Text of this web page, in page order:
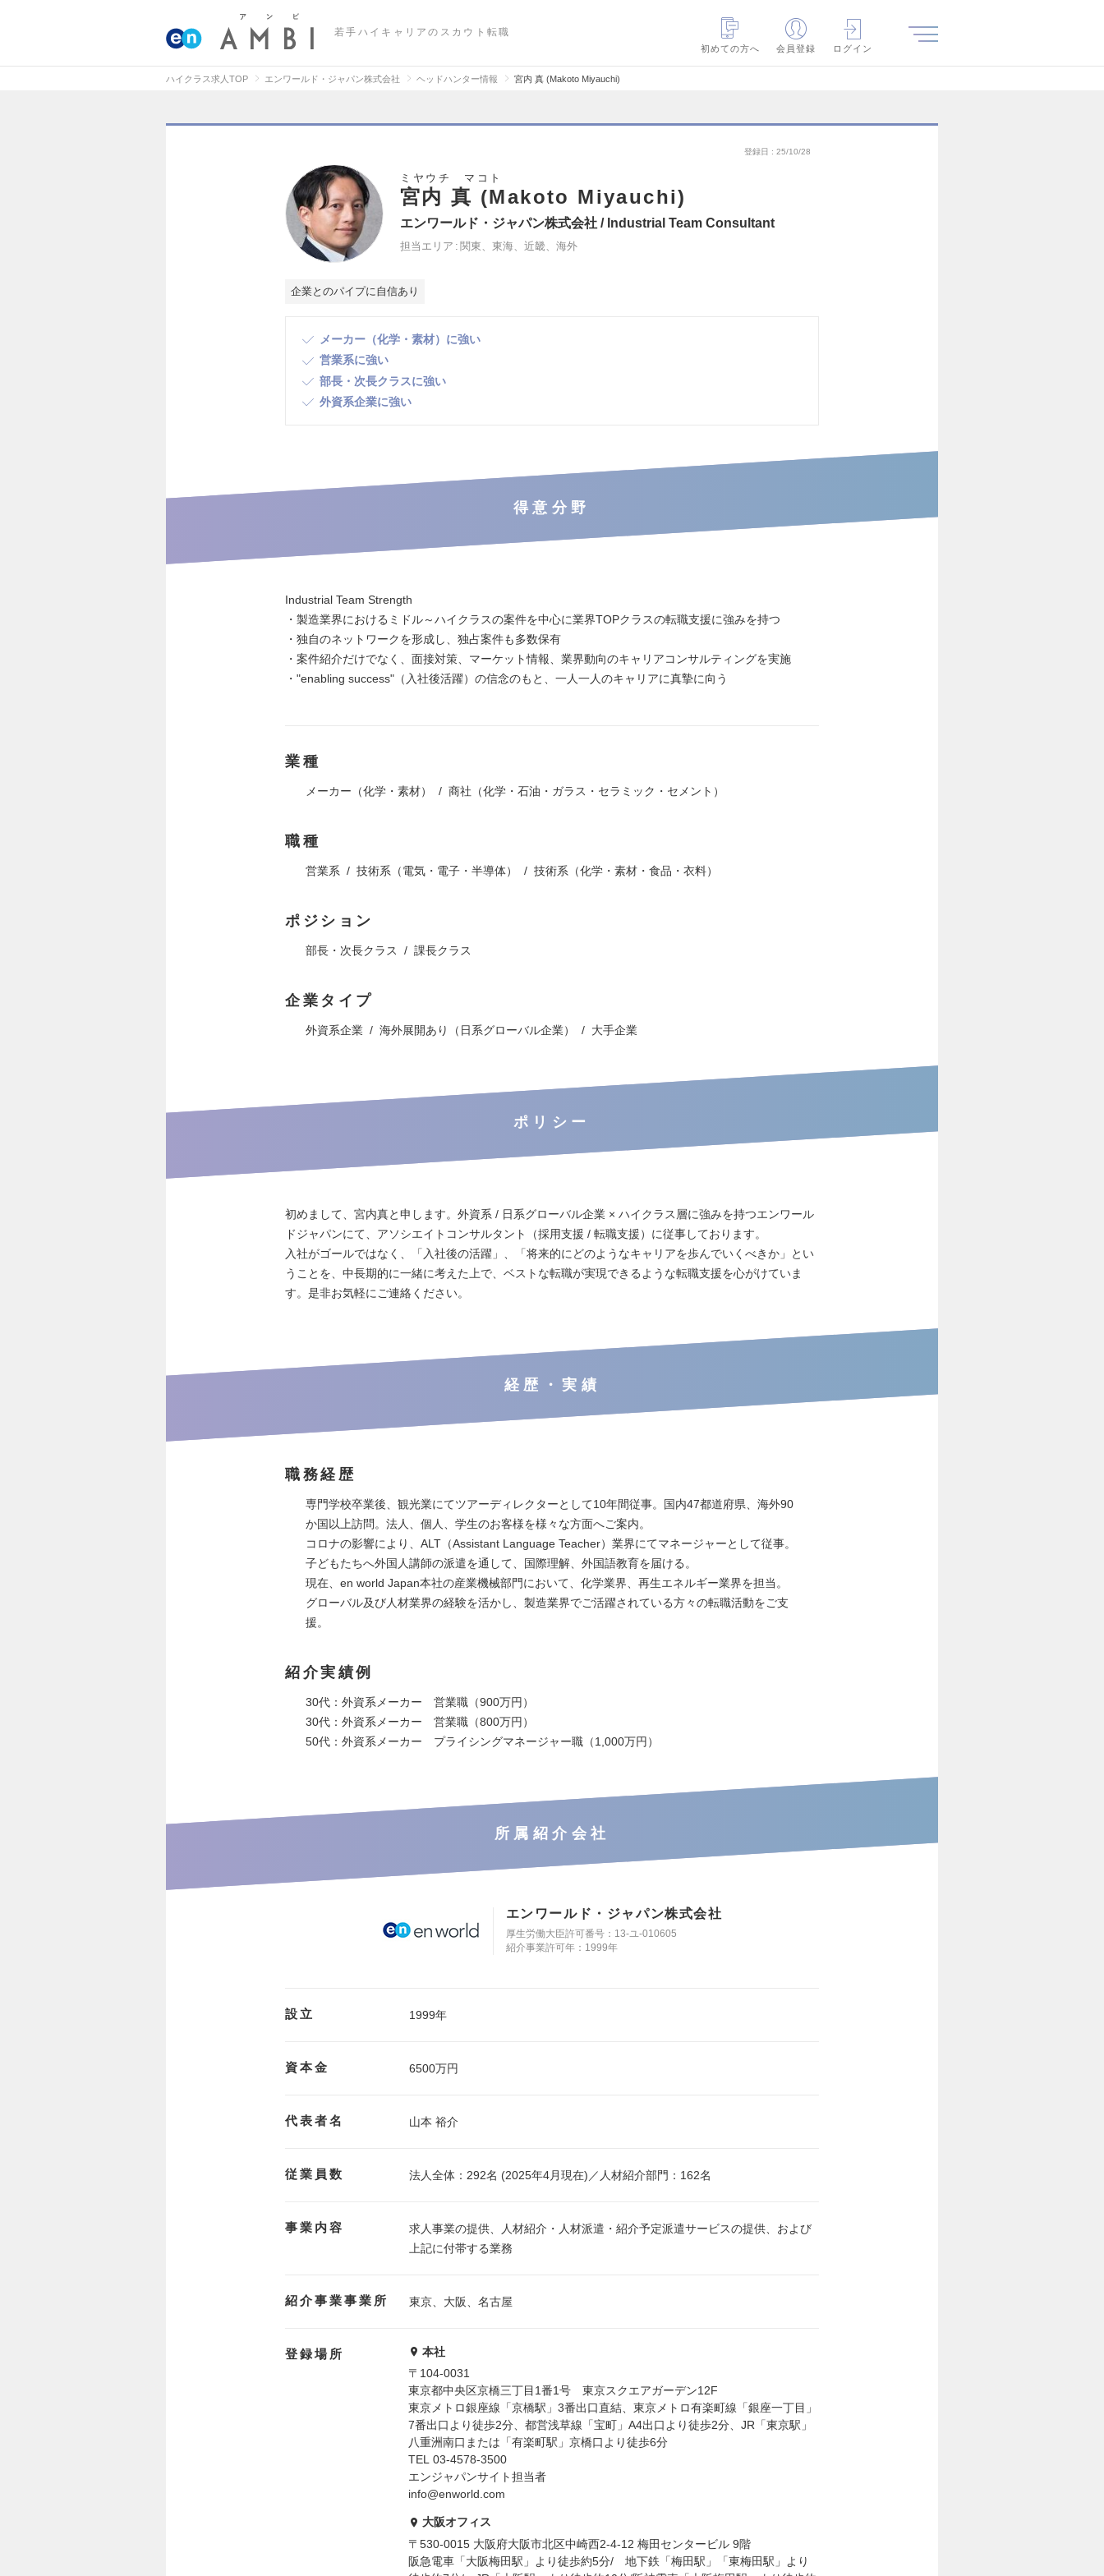
若手ハイキャリアのスカウト転職
初めての方へ
会員登録 ログイン
ハイクラス求人TOP エンワールド・ジャパン株式会社 ヘッドハンター情報 宮内 真 (Makoto Miyauchi)
登録日 25/10/28
ミヤウチ マコト
宮内 真 (Makoto Miyauchi)
エンワールド・ジャパン株式会社 / Industrial Team Consultant
担当エリア 関東、東海、近畿、海外
企業とのパイプに自信あり
メーカー（化学・素材）に強い
営業系に強い
部長・次長クラスに強い
外資系企業に強い
得意分野
Industrial Team Strength
・製造業界におけるミドル～ハイクラスの案件を中心に業界TOPクラスの転職支援に強みを持つ
・独自のネットワークを形成し、独占案件も多数保有
・案件紹介だけでなく、面接対策、マーケット情報、業界動向のキャリアコンサルティングを実施
・"enabling success"（入社後活躍）の信念のもと、一人一人のキャリアに真摯に向う
業種
メーカー（化学・素材） 商社（化学・石油・ガラス・セラミック・セメント）
職種
営業系 技術系（電気・電子・半導体） 技術系（化学・素材・食品・衣料）
ポジション
部長・次長クラス 課長クラス
企業タイプ
外資系企業 海外展開あり（日系グローバル企業） 大手企業
ポリシー
初めまして、宮内真と申します。外資系 / 日系グローバル企業 × ハイクラス層に強みを持つエンワール
ドジャパンにて、アソシエイトコンサルタント（採用支援 / 転職支援）に従事しております。
入社がゴールではなく、「入社後の活躍」、「将来的にどのようなキャリアを歩んでいくべきか」とい
うことを、中長期的に一緒に考えた上で、ベストな転職が実現できるような転職支援を心がけていま
す。是非お気軽にご連絡ください。
経歴・実績
職務経歴
専門学校卒業後、観光業にてツアーディレクターとして10年間従事。国内47都道府県、海外90
か国以上訪問。法人、個人、学生のお客様を様々な方面へご案内。
コロナの影響により、ALT（Assistant Language Teacher）業界にてマネージャーとして従事。
子どもたちへ外国人講師の派遣を通して、国際理解、外国語教育を届ける。
現在、en world Japan本社の産業機械部門において、化学業界、再生エネルギー業界を担当。
グローバル及び人材業界の経験を活かし、製造業界でご活躍されている方々の転職活動をご支
援。
紹介実績例
30代：外資系メーカー 営業職（900万円）
30代：外資系メーカー 営業職（800万円）
50代：外資系メーカー プライシングマネージャー職（1,000万円）
所属紹介会社
エンワールド・ジャパン株式会社
厚生労働大臣許可番号：13-ユ-010605
紹介事業許可年：1999年
設立 1999年
資本金 6500万円
代表者名 山本 裕介
従業員数 法人全体：292名 (2025年4月現在)／人材紹介部門：162名
事業内容
求人事業の提供、人材紹介・人材派遣・紹介予定派遣サービスの提供、および
上記に付帯する業務
紹介事業事業所 東京、大阪、名古屋
登録場所
本社
〒104-0031
東京都中央区京橋三丁目1番1号 東京スクエアガーデン12F
東京メトロ銀座線「京橋駅」3番出口直結、東京メトロ有楽町線「銀座一丁目」
7番出口より徒歩2分、都営浅草線「宝町」A4出口より徒歩2分、JR「東京駅」
八重洲南口または「有楽町駅」京橋口より徒歩6分
TEL 03-4578-3500
エンジャパンサイト担当者
info@enworld.com
大阪オフィス
〒530-0015 大阪府大阪市北区中崎西2-4-12 梅田センタービル 9階
阪急電車「大阪梅田駅」より徒歩約5分/ 地下鉄「梅田駅」「東梅田駅」より